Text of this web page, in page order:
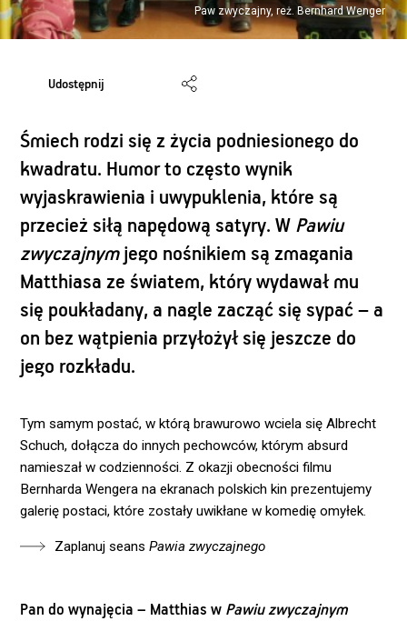
Paw zwyczajny, reż. Bernhard Wenger
Udostępnij
Śmiech rodzi się z życia podniesionego do
kwadratu. Humor to często wynik
wyjaskrawienia i uwypuklenia, które są
przecież siłą napędową satyry. W Pawiu
zwyczajnymjego nośnikiem są zmagania
Matthiasa ze światem, który wydawał mu
się poukładany, a nagle zacząć się sypać – a
on bez wątpienia przyłożył się jeszcze do
jego rozkładu.
Tym samym postać, w którą brawurowo wciela się Albrecht
Schuch, dołącza do innych pechowców, którym absurd
namieszał w codzienności. Z okazji obecności filmu
Bernharda Wengera na ekranach polskich kin prezentujemy
galerię postaci, które zostały uwikłane w komedię omyłek.
Zaplanuj seansPawia zwyczajnego
Pan do wynajęcia – Matthias w Pawiu zwyczajnym